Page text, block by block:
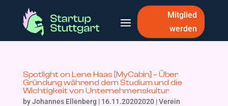
Mitglied
werden
Spotlight on Lene Haas [MyCabin] – Über
Gründung während dem Studium und die
Wichtigkeit von Unternehmenskultur
byJohannes Ellenberg | 16.11.20202020|Verein